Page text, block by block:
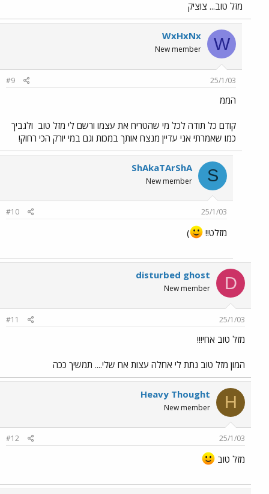
מזל טוב... צוציק
W
WxHxNx
New member
25/1/03
#9
הממ
קודם כל תודה לכל מי שהטריח את עצמו ורשם לי מזל טוב ולגביך
כמו שאמרתי אני עדיין מנצח אותך במכות וגם במי יורק הכי רחוק!
S
ShAkaTArShA
New member
25/1/03
#10
מזלט!! )
D
disturbed ghost
New member
25/1/03
#11
מזל טוב אחי!!!
המון מזל טוב נתת לי אחלה עצות אח שלי.... תמשיך ככה
H
Heavy Thought
New member
25/1/03
#12
מזל טוב